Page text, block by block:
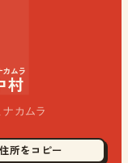
村
カムラ
カムラ
所をコピー